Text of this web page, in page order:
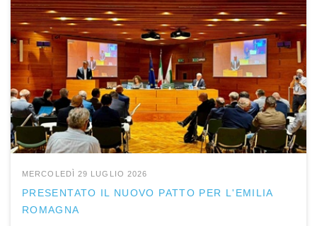
MERCOLEDÌ 29 LUGLIO 2026
PRESENTATO IL NUOVO PATTO PER L'EMILIA
ROMAGNA